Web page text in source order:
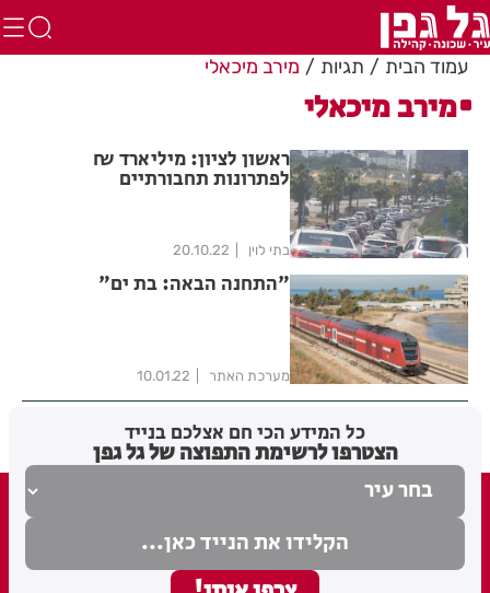
עמוד הבית תגיות מירב מיכאלי
מירב מיכאלי
ראשון לציון: מיליארד ₪
לפתרונות תחבורתיים
בתי לוין 20.10.22
"התחנה הבאה: בת ים"
מערכת האתר 10.01.22
כל המידע הכי חם אצלכם בנייד
הצטרפו לרשימת התפוצה של גל גפן